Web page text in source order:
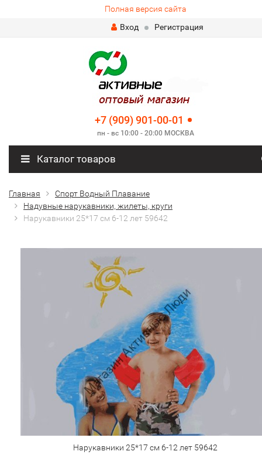
Полная версия сайта
Вход
Регистрация
+7 (909) 901-00-01
пн - вс 10:00 - 20:00 МОСКВА
Каталог товаров
Главная
Спорт Водный Плавание
Надувные нарукавники, жилеты, круги
Нарукавники 25*17 см 6-12 лет 59642
Нарукавники 25*17 см 6-12 лет 59642